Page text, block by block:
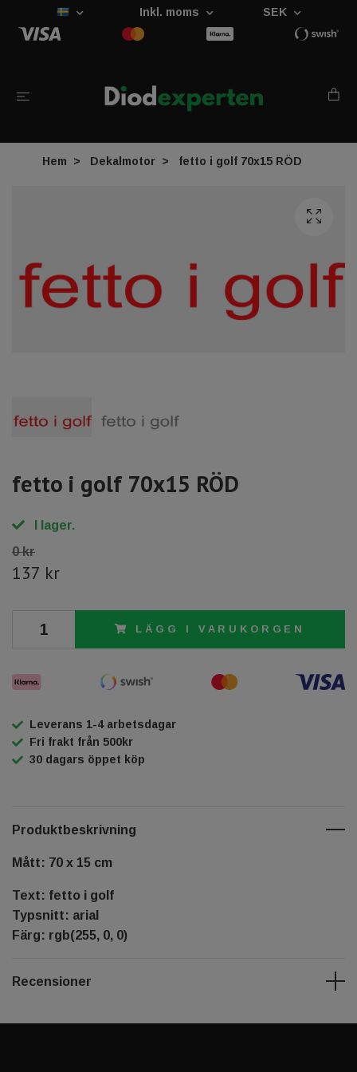
Inkl. moms SEK
Hem Dekalmotor fetto i golf 70x15 RÖD
fetto i golf 70x15 RÖD
I lager.
0 kr
137 kr
LÄGG I VARUKORGEN
Leverans 1-4 arbetsdagar
Fri frakt från 500kr
30 dagars öppet köp
Produktbeskrivning
Mått: 70 x 15 cm
Text: fetto i golf
Typsnitt: arial
Färg: rgb(255, 0, 0)
Recensioner